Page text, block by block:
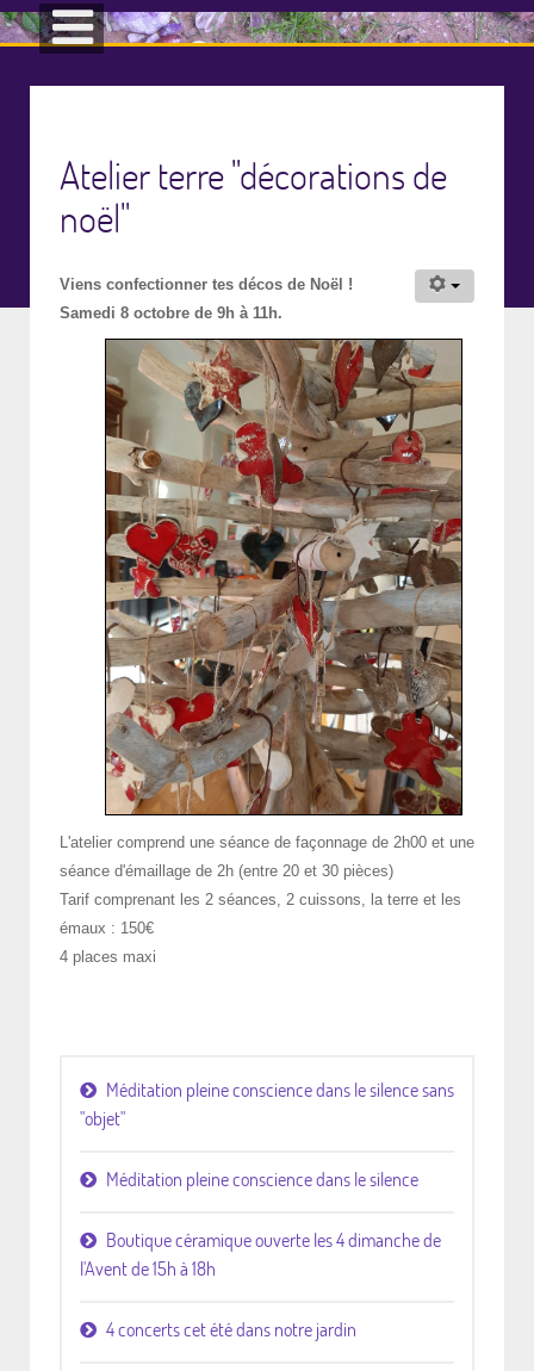
Atelier terre "décorations de
noël"
Viens confectionner tes décos de Noël !
Samedi 8 octobre de 9h à 11h.
L'atelier comprend une séance de façonnage de 2h00 et une
séance d'émaillage de 2h (entre 20 et 30 pièces)
Tarif comprenant les 2 séances, 2 cuissons, la terre et les
émaux : 150€
4 places maxi
Méditation pleine conscience dans le silence sans
"objet"
Méditation pleine conscience dans le silence
Boutique céramique ouverte les 4 dimanche de
l'Avent de 15h à 18h
4 concerts cet été dans notre jardin